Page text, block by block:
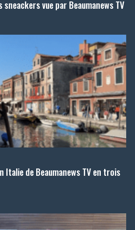
sneackers vue par Beaumanews TV
Italie de Beaumanews TV en trois